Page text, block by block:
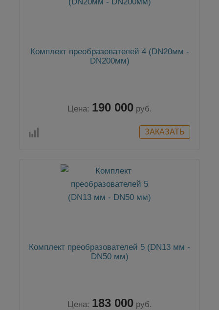
Комплект преобразователей 4 (DN20мм -
DN200мм)
Цена: 190 000 руб.
Комплект преобразователей 5 (DN13 мм -
DN50 мм)
Цена: 183 000 руб.